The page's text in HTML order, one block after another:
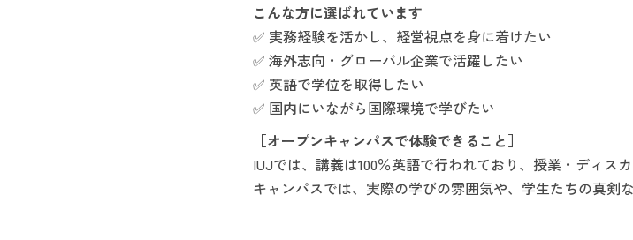
こんな方に選ばれています
✅ 実務経験を活かし、経営視点を身に着けたい
✅ 海外志向・グローバル企業で活躍したい
✅ 英語で学位を取得したい
✅ 国内にいながら国際環境で学びたい
［オープンキャンパスで体験できること］
IUJでは、講義は100％英語で行われており、授業・ディ
キャンパスでは、実際の学びの雰囲気や、学生たちの真剣